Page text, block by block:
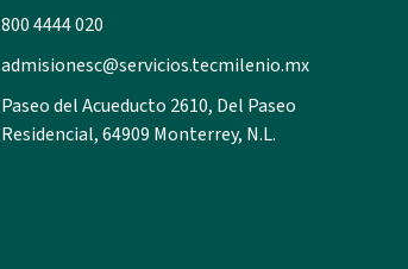
800 4444 020
admisionesc@servicios.tecmilenio.mx
Paseo del Acueducto 2610, Del Paseo
Residencial, 64909 Monterrey, N.L.